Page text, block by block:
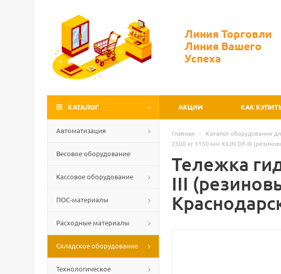
Линия Торговли
Линия Вашего
Успеха
КАТАЛОГ АКЦИИ КАК
Автоматизация
Весовое оборудование
Кассовое оборудование
ПОС-материалы
Расходные материалы
Складское оборудование
Технологическое
Главная - Каталог оборудования
2500 кг 1150 мм XILIN DF-III
Тележка
III